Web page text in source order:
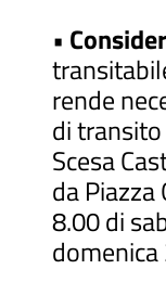
•
rende
di transito
Scesa
da Piazza
8.00 di